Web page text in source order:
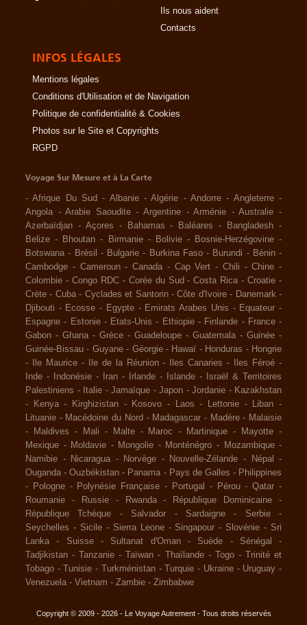
Ils nous aident
Contacts
INFOS LÉGALES
Mentions légales
Conditions d'Utilisation et de Navigation
Politique de confidentialité & Cookies
Photos sur le Site et Copyrights
RGPD
Voyage Sur Mesure et à La Carte
-Afrique Du Sud - Albanie -Algérie -Andorre - Angleterre -
Angola -Arabie Saoudite -Argentine -Arménie -Australie -
Azerbaïdjan - Açores - Bahamas - Baléares - Bangladesh -
Belize - Bhoutan - Birmanie - Bolivie - Bosnie-Herzégovine -
Botswana - Brésil - Bulgarie - Burkina Faso - Burundi - Bénin -
Cambodge - Cameroun - Canada - Cap Vert - Chili -Chine -
Colombie - Congo RDC - Corée du Sud -Costa Rica -Croatie -
Crète - Cuba - Cyclades et Santorin -Côte d'Ivoire - Danemark -
Djibouti - Ecosse - Egypte - Emirats Arabes Unis - Equateur -
Espagne - Estonie - Etats-Unis - Ethiopie - Finlande - France -
Gabon - Ghana - Grèce - Guadeloupe - Guatemala - Guinée -
Guinée-Bissau - Guyane - Géorgie - Hawaï - Honduras - Hongrie
-
Ile Maurice - Ile de la Réunion - Iles Canaries - Iles Féroé -
Inde - Indonésie - Iran - Irlande - Islande -
Israël & Territoires
Palestiniens - Italie - Jamaïque - Japon - Jordanie - Kazakhstan
-
Kenya - Kirghizistan - Kosovo - Laos - Lettonie - Liban -
Lituanie - Macédoine du Nord - Madagascar - Madère - Malaisie
-
Maldives - Mali - Malte - Maroc - Martinique - Mayotte -
Mexique - Moldavie - Mongolie - Monténégro - Mozambique -
Namibie - Nicaragua - Norvège - Nouvelle-Zélande - Népal
-
Ouganda -Ouzbékistan - Panama - Pays de Galles - Philippines
-
Pologne - Polynésie Française - Portugal - Pérou -Qatar -
Roumanie
- Russie - Rwanda - République Dominicaine
-
République Tchèque
- Salvador - Sardaigne - Serbie
-
Seychelles - Sicile - Sierra Leone - Singapour - Slovénie - Sri
Lanka
- Suisse - Sultanat d'Oman - Suède - Sénégal
-
Tadjikistan - Tanzanie - Taïwan - Thaïlande - Togo -
Trinité et
Tobago - Tunisie - Turkménistan - Turquie - Ukraine - Uruguay -
Venezuela - Vietnam - Zambie - Zimbabwe
Copyright © 2009 - 2026 - Le Voyage Autrement - Tous droits réservés